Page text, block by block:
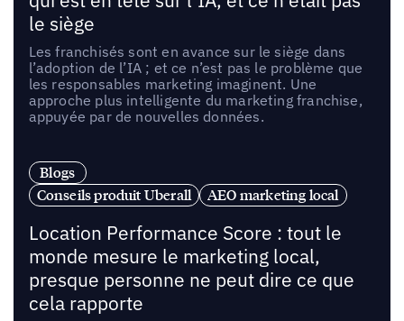
le siège
Les franchisés sont en avance sur le siège dans
l’adoption de l’IA ; et ce n’est pas le problème que
les responsables marketing imaginent. Une
approche plus intelligente du marketing franchise,
appuyée par de nouvelles données.
Blogs
Conseils produit Uberall
AEO marketing local
Location Performance Score : tout le
monde mesure le marketing local,
presque personne ne peut dire ce que
cela rapporte